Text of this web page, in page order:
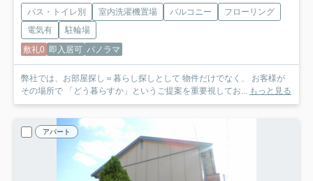
バス・トイレ別 室内洗濯機置場 バルコニー
フローリング
電気有
駐輪場
敷礼0 即入居可 パノラマ
弊社では、お部屋探し＝暮らし探しとして 物件だけでなく、 お客様が
その場所で 「どう暮らすか」というご提案を重要視してお...
もっと見る
アパート